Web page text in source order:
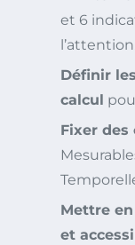
et 6
Définir
calcul
Fixer des
Mettre
et